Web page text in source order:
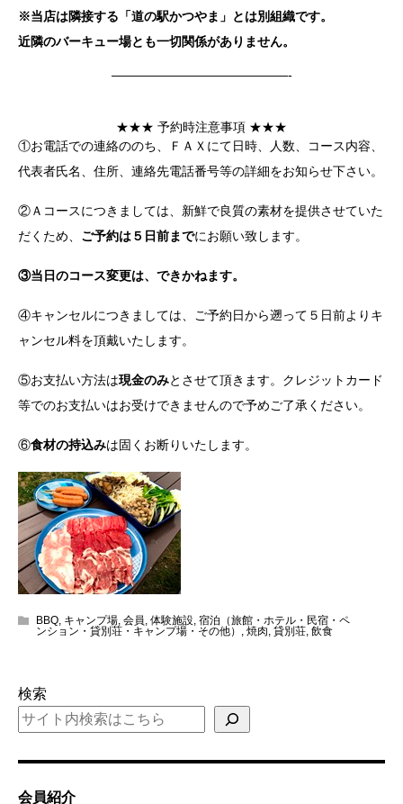
※当店は隣接する「道の駅かつやま」とは別組織です。
近隣のバーキュー場とも一切関係がありません。
——————————————-
★★★ 予約時注意事項 ★★★
①お電話での連絡ののち、ＦＡＸにて日時、人数、コース内容、
代表者氏名、住所、連絡先電話番号等の詳細をお知らせ下さい。
②Ａコースにつきましては、新鮮で良質の素材を提供させていた
だくため、 ご予約は５日前までにお願い致します。
③当日のコース変更は、できかねます。
④キャンセルにつきましては、ご予約日から遡って５日前よりキ
ャンセル料を頂戴いたします。
⑤お支払い方法は現金のみとさせて頂きます。クレジットカード
等でのお支払いはお受けできませんので予めご了承ください。
⑥食材の持込みは固くお断りいたします。
BBQ キャンプ場 会員 体験施設 宿泊（旅館・ホテル・民宿・ペ
ンション・貸別荘・キャンプ場・その他）
焼肉 貸別荘 飲食
検索
会員紹介